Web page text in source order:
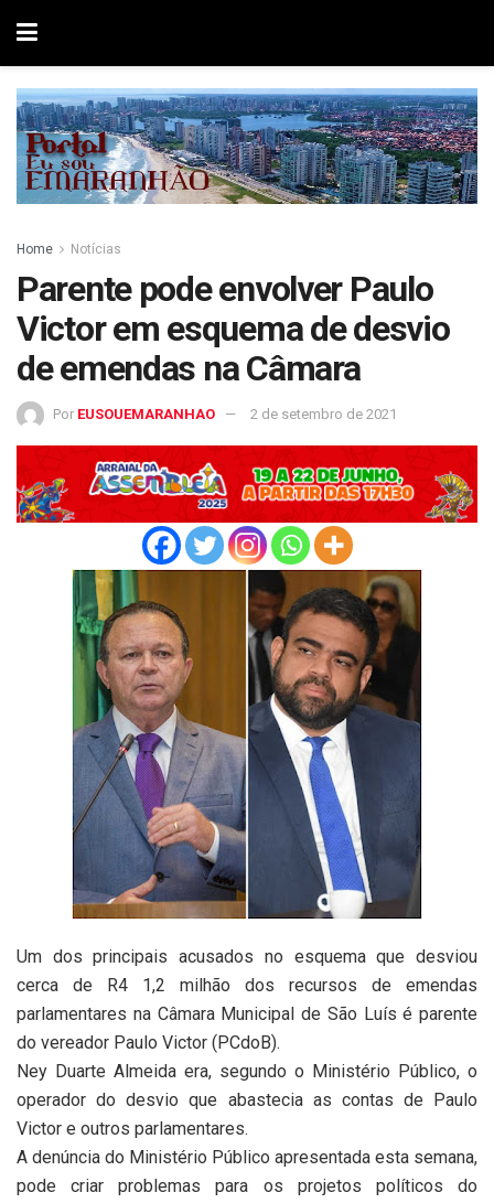
Home Notícias
Parente pode envolver Paulo
Victor em esquema de desvio
de emendas na Câmara
Por EUSOUEMARANHAO 2 de setembro de 2021
Um dos principais acusados no esquema que desviou
cerca de R4 1,2 milhão dos recursos de emendas
parlamentares na Câmara Municipal de São Luís é parente
do vereador Paulo Victor (PCdoB).
Ney Duarte Almeida era, segundo o Ministério Público, o
operador do desvio que abastecia as contas de Paulo
Victor e outros parlamentares.
A denúncia do Ministério Público apresentada esta semana,
pode criar problemas para os projetos políticos do